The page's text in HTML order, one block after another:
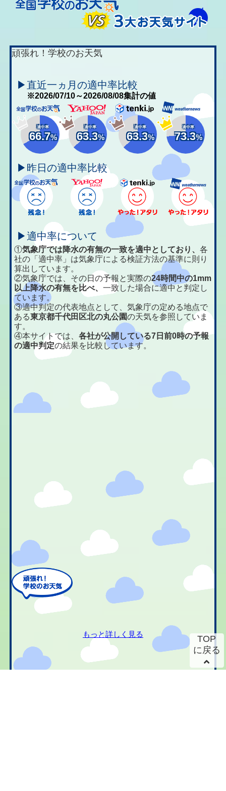
頑張れ！学校のお天気
▶直近一ヵ月の適中率比較
※2026/07/10～2026/08/08集計の値
適中率
66.7%
適中率
63.3%
適中率
63.3%
適中率
73.3%
▶昨日の適中率比較
▶適中率について
①気象庁では降水の有無の一致を適中としており、各
社の「適中率」は気象庁による検証方法の基準に則り
算出しています。
②気象庁では、その日の予報と実際の24時間中の1mm
以上降水の有無を比べ、一致した場合に適中と判定し
ています。
③適中判定の代表地点として、気象庁の定める地点で
ある東京都千代田区北の丸公園の天気を参照していま
す。
④本サイトでは、各社が公開している7日前0時の予報
の適中判定の結果を比較しています。
もっと詳しく見る
TOP
に戻る